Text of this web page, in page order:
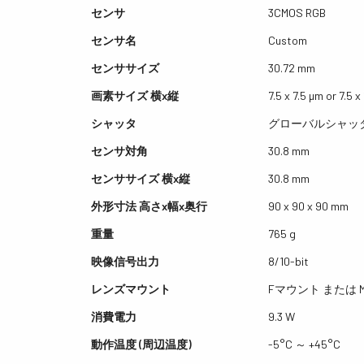
センサ
3CMOS RGB
センサ名
Custom
センササイズ
30.72 mm
画素サイズ 横x縦
7.5 x 7.5 µm or 7.5 x
シャッタ
グローバルシャッ
センサ対角
30.8 mm
センササイズ 横x縦
30.8 mm
外形寸法 高さx幅x奥行
90 x 90 x 90 mm
重量
765 g
映像信号出力
8/10-bit
レンズマウント
Fマウント または
消費電力
9.3 W
動作温度 (周辺温度)
-5°C ～ +45°C